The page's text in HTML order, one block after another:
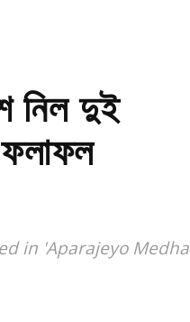
নিল দুই
ফলাফল
in 'Aparajeyo Medha